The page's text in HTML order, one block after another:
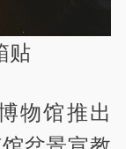
贴
物馆推出